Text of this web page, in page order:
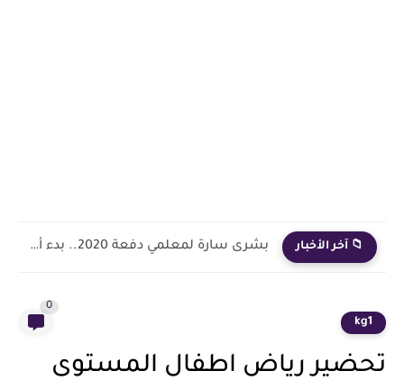
📁 آخر الأخبار بشرى سارة لمعلمي دفعة 2020.. بدء أول خطوة رسمية في...
kg1
0
تحضير رياض اطفال المستوى